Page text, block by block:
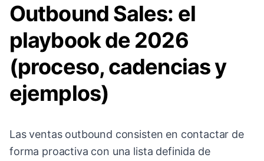
Outbound Sales: el
playbook de 2026
(proceso, cadencias y
ejemplos)
Las ventas outbound consisten en contactar de
forma proactiva con una lista definida de